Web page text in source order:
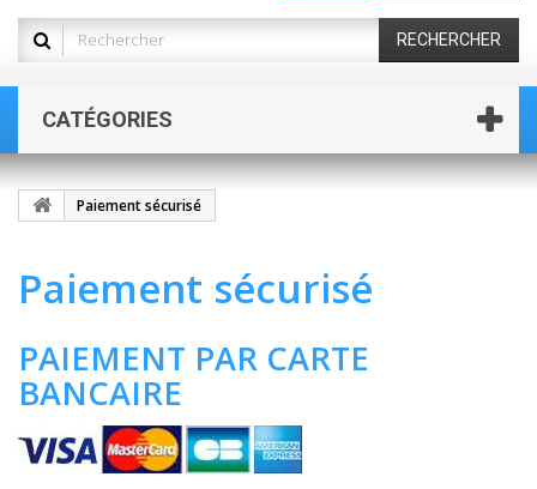
RECHERCHER
CATÉGORIES
Paiement sécurisé
Paiement sécurisé
PAIEMENT PAR CARTE
BANCAIRE